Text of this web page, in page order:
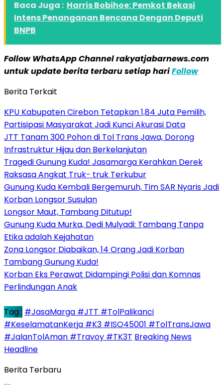
Baca Juga : Harris Bobihoe: Pemkot Bekasi
Intens Penanganan Bencana Dengan Deputi
BNPB
Follow WhatsApp Channel rakyatjabarnews.com
untuk update berita terbaru setiap hariFollow
Berita Terkait
KPU Kabupaten Cirebon Tetapkan 1,84 Juta Pemilih,
Partisipasi Masyarakat Jadi Kunci Akurasi Data
JTT Tanam 300 Pohon di Tol Trans Jawa, Dorong
Infrastruktur Hijau dan Berkelanjutan
Tragedi Gunung Kuda! Jasamarga Kerahkan Derek
Raksasa Angkat Truk- truk Terkubur
Gunung Kuda Kembali Bergemuruh, Tim SAR Nyaris Jadi
Korban Longsor Susulan
Longsor Maut, Tambang Ditutup!
Gunung Kuda Murka, Dedi Mulyadi: Tambang Tanpa
Etika adalah Kejahatan
Zona Longsor Diabaikan, 14 Orang Jadi Korban
Tambang Gunung Kuda!
Korban Eks Perawat Didampingi Polisi dan Komnas
Perlindungan Anak
Tag : #JasaMarga #JTT #TolPalikanci
#KeselamatanKerja #K3 #ISO45001 #TolTransJawa
#JalanTolAman #Travoy #TK3T Breaking News
Headline
Berita Terbaru